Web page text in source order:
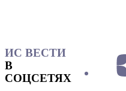
ИС ВЕСТИ
В
СОЦСЕТЯХ